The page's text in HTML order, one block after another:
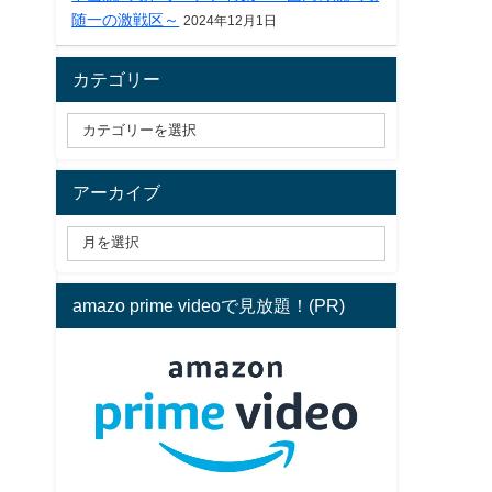
随一の激戦区～ 2024年12月1日
カテゴリー
アーカイブ
amazo prime videoで見放題！(PR)